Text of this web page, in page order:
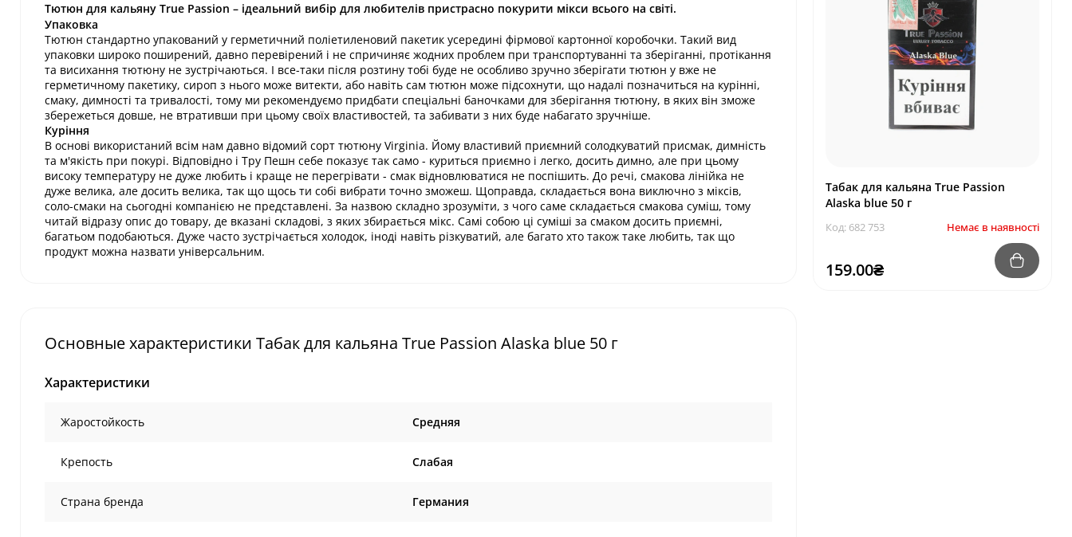
Тютюн для кальяну True Passion – ідеальний вибір для любителів пристрасно покурити мікси всього на світі.
Упаковка
Тютюн стандартно упакований у герметичний поліетиленовий пакетик усередині фірмової картонної коробочки. Такий вид
упаковки широко поширений, давно перевірений і не спричиняє жодних проблем при транспортуванні та зберіганні, протікання
та висихання тютюну не зустрічаються. І все-таки після розтину тобі буде не особливо зручно зберігати тютюн у вже не
герметичному пакетику, сироп з нього може витекти, або навіть сам тютюн може підсохнути, що надалі позначиться на курінні,
смаку, димності та тривалості, тому ми рекомендуємо придбати спеціальні баночками для зберігання тютюну, в яких він зможе
збережеться довше, не втративши при цьому своїх властивостей, та забивати з них буде набагато зручніше.
Куріння
В основі використаний всім нам давно відомий сорт тютюну Virginia. Йому властивий приємний солодкуватий присмак, димність
та м'якість при покурі. Відповідно і Тру Пешн себе показує так само - куриться приємно і легко, досить димно, але при цьому
високу температуру не дуже любить і краще не перегрівати - смак відновлюватися не поспішить. До речі, смакова лінійка не
дуже велика, але досить велика, так що щось ти собі вибрати точно зможеш. Щоправда, складається вона виключно з міксів,
соло-смаки на сьогодні компанією не представлені. За назвою складно зрозуміти, з чого саме складається смакова суміш, тому
читай відразу опис до товару, де вказані складові, з яких збирається мікс. Самі собою ці суміші за смаком досить приємні,
багатьом подобаються. Дуже часто зустрічається холодок, іноді навіть різкуватий, але багато хто також таке любить, так що
продукт можна назвати універсальним.
Основные характеристики Табак для кальяна True Passion Alaska blue 50 г
Характеристики
Жаростойкость Средняя
Крепость Слабая
Страна бренда Германия
Табак для кальяна True Passion
Alaska blue 50 г
Код: 682 753 Немає в наявності
159.00₴